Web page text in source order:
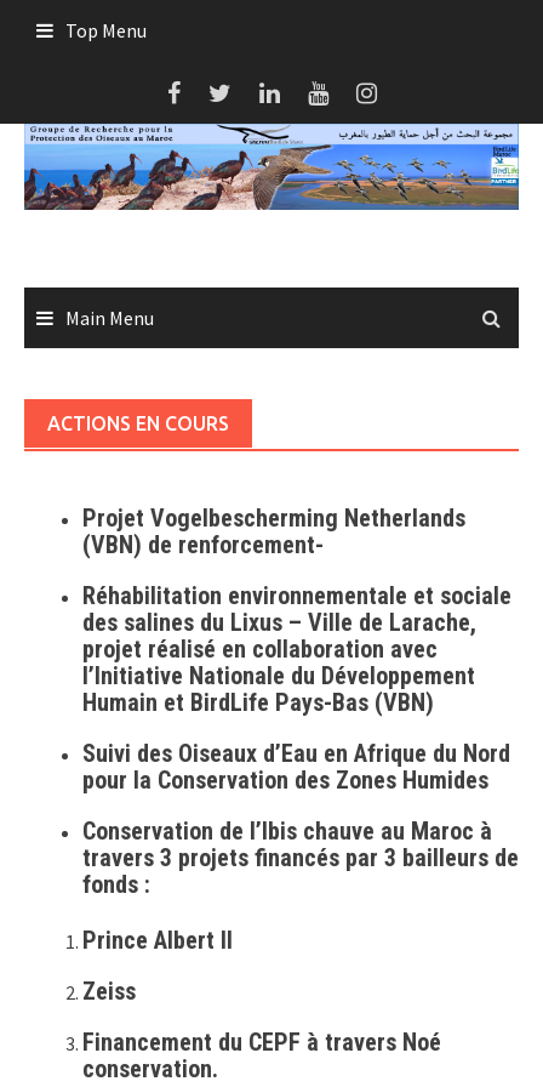
Top Menu
Main Menu
ACTIONS EN COURS
Projet Vogelbescherming Netherlands
(VBN) de renforcement-
Réhabilitation environnementale et sociale
des salines du Lixus – Ville de Larache,
projet réalisé en collaboration avec
l’Initiative Nationale du Développement
Humain et BirdLife Pays-Bas (VBN)
Suivi des Oiseaux d’Eau en Afrique du Nord
pour la Conservation des Zones Humides
Conservation de l’Ibis chauve au Maroc à
travers 3 projets financés par 3 bailleurs de
fonds :
Prince Albert II
Zeiss
Financement du CEPF à travers Noé
conservation.